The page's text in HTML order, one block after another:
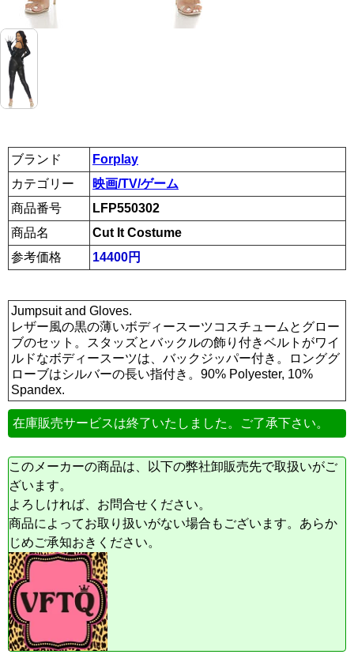
ブランド
Forplay
カテゴリー
映画/TV/ゲーム
商品番号
LFP550302
商品名
Cut It Costume
参考価格
14400円
Jumpsuit and Gloves.
レザー風の黒の薄いボディースーツコスチュームとグロー
ブのセット。スタッズとバックルの飾り付きベルトがワイ
ルドなボディースーツは、バックジッパー付き。ロンググ
ローブはシルバーの長い指付き。90% Polyester, 10%
Spandex.
在庫販売サービスは終了いたしました。ご了承下さい。
このメーカーの商品は、以下の弊社卸販売先で取扱いがご
ざいます。
よろしければ、お問合せください。
商品によってお取り扱いがない場合もございます。あらか
じめご承知おきください。